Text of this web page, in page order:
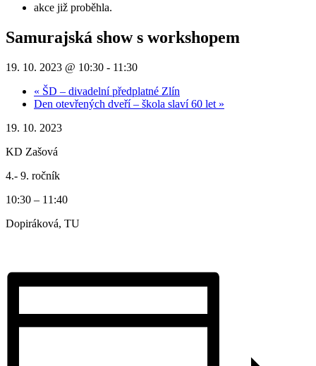
akce již proběhla.
Samurajská show s workshopem
19. 10. 2023 @ 10:30 - 11:30
« ŠD – divadelní předplatné Zlín
Den otevřených dveří – škola slaví 60 let »
19. 10. 2023
KD Zašová
4.- 9. ročník
10:30 – 11:40
Dopiráková, TU